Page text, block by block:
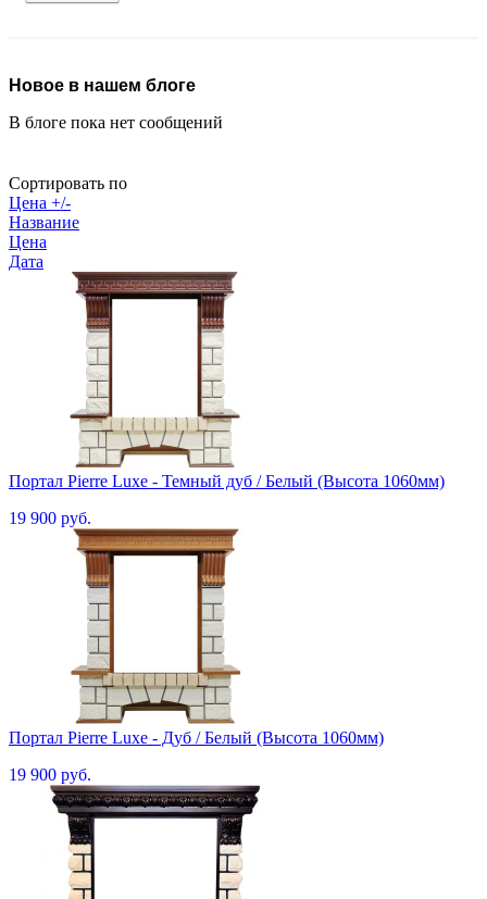
Новое в нашем блоге
В блоге пока нет сообщений
Сортировать по
Цена +/-
Название
Цена
Дата
Портал Pierre Luxe - Темный дуб / Белый (Высота 1060мм)
19 900 руб.
Портал Pierre Luxe - Дуб / Белый (Высота 1060мм)
19 900 руб.